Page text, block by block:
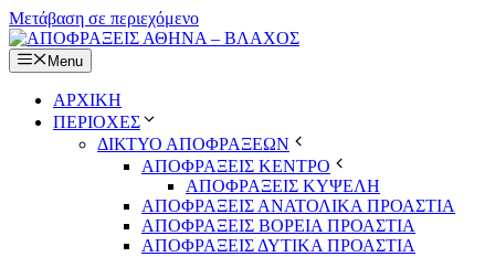
Μετάβαση σε περιεχόμενο
Menu
ΑΡΧΙΚΗ
ΠΕΡΙΟΧΕΣ
ΔΙΚΤΥΟ ΑΠΟΦΡΑΞΕΩΝ
ΑΠΟΦΡΑΞΕΙΣ ΚΕΝΤΡΟ
ΑΠΟΦΡΑΞΕΙΣ ΚΥΨΕΛΗ
ΑΠΟΦΡΑΞΕΙΣ ΑΝΑΤΟΛΙΚΑ ΠΡΟΑΣΤΙΑ
ΑΠΟΦΡΑΞΕΙΣ ΒΟΡΕΙΑ ΠΡΟΑΣΤΙΑ
ΑΠΟΦΡΑΞΕΙΣ ΔΥΤΙΚΑ ΠΡΟΑΣΤΙΑ